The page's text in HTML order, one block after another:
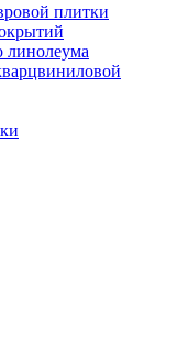
плитки
линолеума